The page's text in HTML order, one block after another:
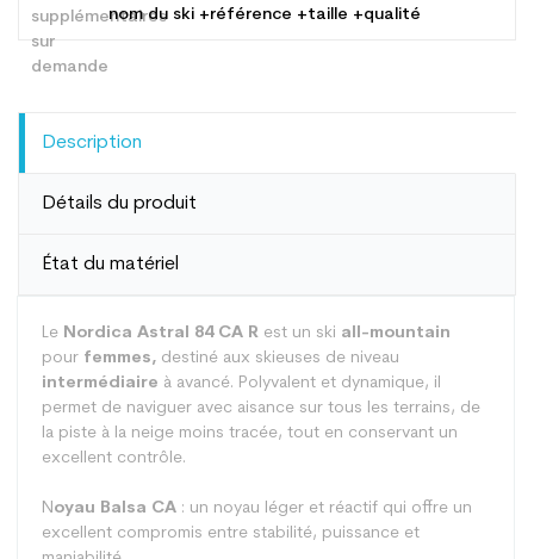
nom du ski +référence +taille +qualité
Description
Détails du produit
État du matériel
Le Nordica Astral 84 CA R est un ski all-mountain
pour femmes, destiné aux skieuses de niveau
intermédiaire à avancé. Polyvalent et dynamique, il
permet de naviguer avec aisance sur tous les terrains, de
la piste à la neige moins tracée, tout en conservant un
excellent contrôle.
Noyau Balsa CA : un noyau léger et réactif qui offre un
excellent compromis entre stabilité, puissance et